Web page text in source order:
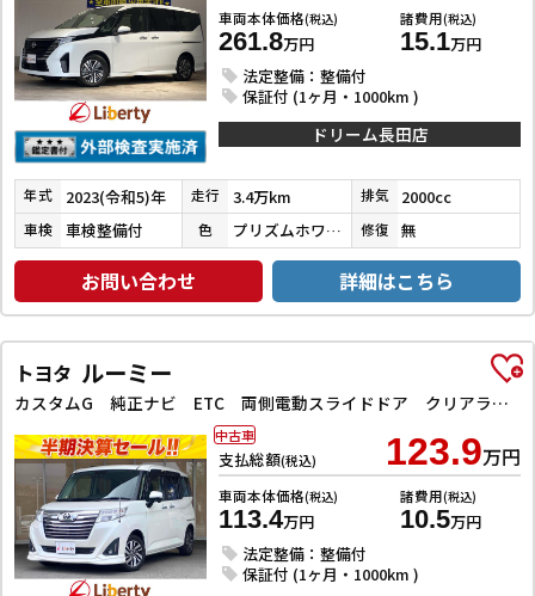
車両本体価格(税込)
261.8万円
諸費用(税込)
15.1万円
法定整備：整備付
保証付 (1ヶ月・1000km )
ドリーム長田店
年式 2023(令和5)年 走行 3.4万km 排気 2000cc
車検 車検整備付 色 プリズムホワイト 修復 無
お問い合わせ 詳細はこちら
トヨタ ルーミー
カスタムG 純正ナビ ETC 両側電動スライドドア クリアランスソナー オートクルーズコントロール 衝突被害軽減システム アルミホイール オートマチックハイビーム オートライト LEDヘッドランプ スマートキー
支払総額(税込) 123.9万円
車両本体価格(税込)
113.4万円
諸費用(税込)
10.5万円
法定整備：整備付
保証付 (1ヶ月・1000km )
中古車